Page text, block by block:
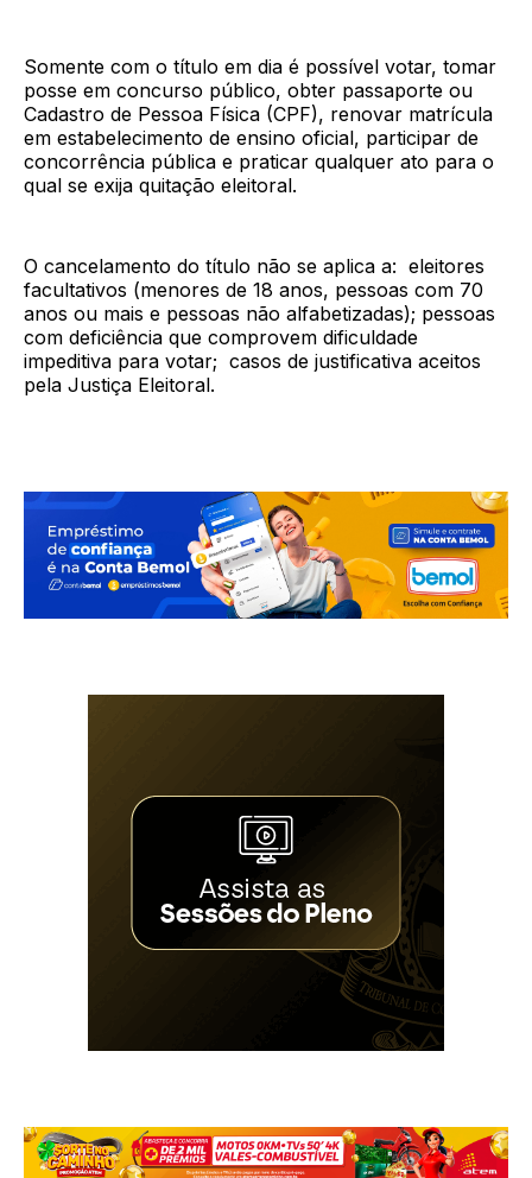
Somente com o título em dia é possível votar, tomar
posse em concurso público, obter passaporte ou
Cadastro de Pessoa Física (CPF), renovar matrícula
em estabelecimento de ensino oficial, participar de
concorrência pública e praticar qualquer ato para o
qual se exija quitação eleitoral.
O cancelamento do título não se aplica a: eleitores
facultativos (menores de 18 anos, pessoas com 70
anos ou mais e pessoas não alfabetizadas); pessoas
com deficiência que comprovem dificuldade
impeditiva para votar; casos de justificativa aceitos
pela Justiça Eleitoral.